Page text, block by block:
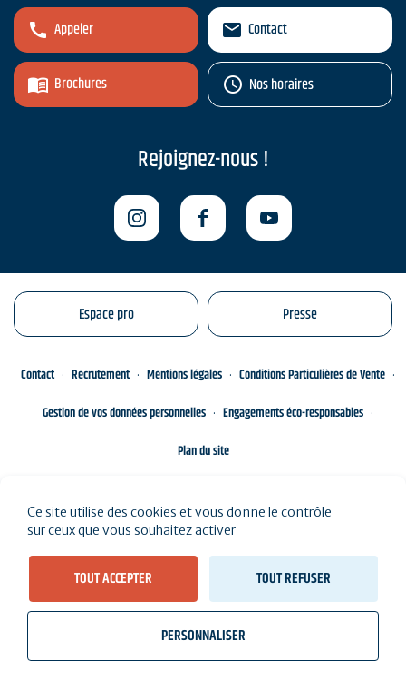
Appeler
Brochures
Contact
Nos horaires
Rejoignez-nous !
Espace pro Presse
Contact Recrutement Mentions légales
Conditions Particulières de Vente
Gestion de vos données personnelles
Engagements éco-responsables
Plan du site
Ce site utilise des cookies et vous donne le contrôle
sur ceux que vous souhaitez activer
TOUT ACCEPTER TOUT REFUSER
PERSONNALISER